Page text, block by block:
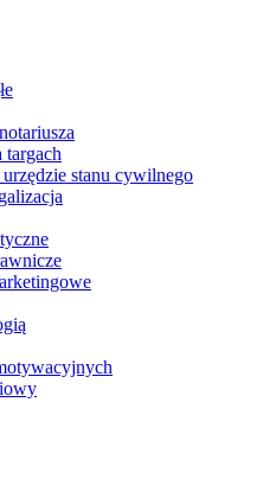
targach
urzędzie stanu cywilnego